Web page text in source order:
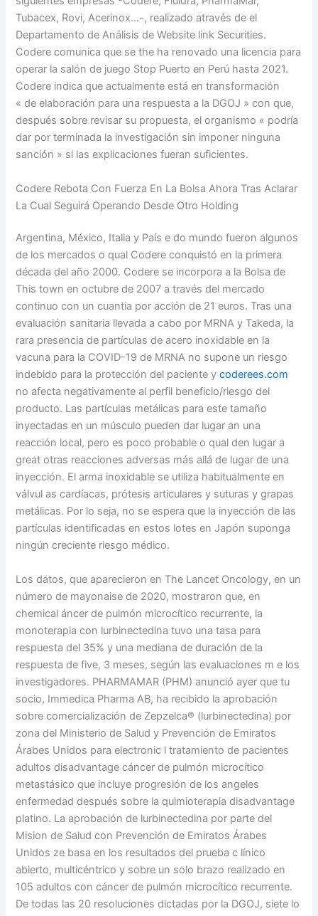
Tubacex, Rovi, Acerinox…-, realizado através de el
Departamento de Análisis de Website link Securities.
Codere comunica que se the ha renovado una licencia para
operar la salón de juego Stop Puerto en Perú hasta 2021.
Codere indica que actualmente está en transformación
« de elaboración para una respuesta a la DGOJ » con que,
después sobre revisar su propuesta, el organismo « podría
dar por terminada la investigación sin imponer ninguna
sanción » si las explicaciones fueran suficientes.
Codere Rebota Con Fuerza En La Bolsa Ahora Tras Aclarar
La Cual Seguirá Operando Desde Otro Holding
Argentina, México, Italia y País e do mundo fueron algunos
de los mercados o qual Codere conquistó en la primera
década del año 2000. Codere se incorpora a la Bolsa de
This town en octubre de 2007 a través del mercado
continuo con un cuantia por acción de 21 euros. Tras una
evaluación sanitaria llevada a cabo por MRNA y Takeda, la
rara presencia de partículas de acero inoxidable en la
vacuna para la COVID-19 de MRNA no supone un riesgo
indebido para la protección del paciente ycoderees.com
no afecta negativamente al perfil beneficio/riesgo del
producto. Las partículas metálicas para este tamaño
inyectadas en un músculo pueden dar lugar an una
reacción local, pero es poco probable o qual den lugar a
great otras reacciones adversas más allá de lugar de una
inyección. El arma inoxidable se utiliza habitualmente en
válvul as cardíacas, prótesis articulares y suturas y grapas
metálicas. Por lo seja, no se espera que la inyección de las
partículas identificadas en estos lotes en Japón suponga
ningún creciente riesgo médico.
Los datos, que aparecieron en The Lancet Oncology, en un
número de mayonaise de 2020, mostraron que, en
chemical áncer de pulmón microcítico recurrente, la
monoterapia con lurbinectedina tuvo una tasa para
respuesta del 35% y una mediana de duración de la
respuesta de five, 3 meses, según las evaluaciones m e los
investigadores. PHARMAMAR (PHM) anunció ayer que tu
socio, Immedica Pharma AB, ha recibido la aprobación
sobre comercialización de Zepzelca® (lurbinectedina) por
zona del Ministerio de Salud y Prevención de Emiratos
Árabes Unidos para electronic l tratamiento de pacientes
adultos disadvantage cáncer de pulmón microcítico
metastásico que incluye progresión de los angeles
enfermedad después sobre la quimioterapia disadvantage
platino. La aprobación de lurbinectedina por parte del
Mision de Salud con Prevención de Emiratos Árabes
Unidos ze basa en los resultados del prueba c línico
abierto, multicéntrico y sobre un solo brazo realizado en
105 adultos con cáncer de pulmón microcítico recurrente.
De todas las 20 resoluciones dictadas por la DGOJ, siete lo